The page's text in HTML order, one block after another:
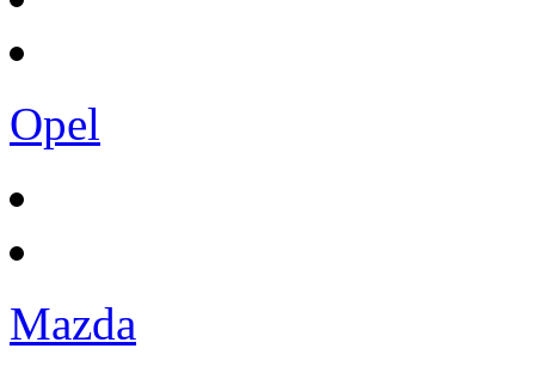
Opel
Mazda